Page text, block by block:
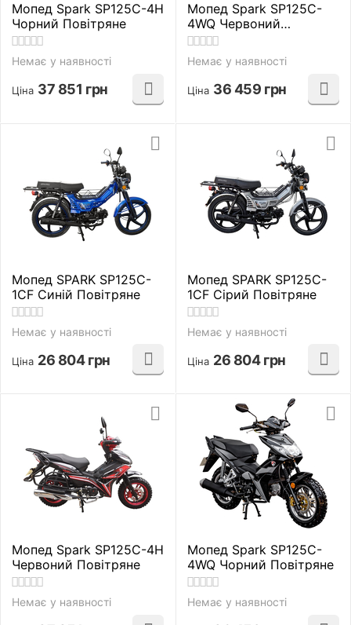
Мопед Spark SP125C-4H
Чорний Повітряне
Немає у наявності
Ціна 37 851 грн
Мопед Spark SP125C-
4WQ Червоний
Повітряне
Немає у наявності
Ціна 36 459 грн
Мопед SPARK SP125C-
1CF Синій Повітряне
Немає у наявності
Ціна 26 804 грн
Мопед SPARK SP125C-
1CF Сірий Повітряне
Немає у наявності
Ціна 26 804 грн
Мопед Spark SP125C-4H
Червоний Повітряне
Немає у наявності
Мопед Spark SP125C-
4WQ Чорний Повітряне
Немає у наявності